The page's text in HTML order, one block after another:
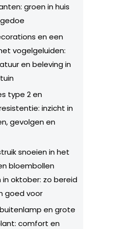
groen in huis
en een
vogelgeluiden:
en beleving in
type 2 en
inzicht in
gevolgen en
snoeien in het
bloembollen
oktober: zo bereid
goed voor
en grote
comfort en